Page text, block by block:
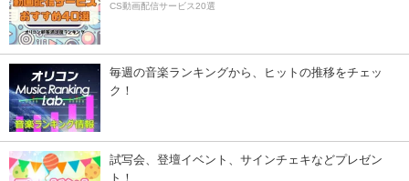
CS動画配信サービス20選
毎週の音楽ランキングから、ヒットの推移をチェッ
ク！
試写会、登壇イベント、サインチェキなどプレゼン
ト！